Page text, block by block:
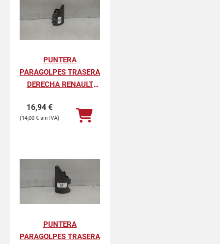
PUNTERA
PARAGOLPES TRASERA
DERECHA RENAULT
PROFESIONAL
16,94 €
14,00 €
PUNTERA
PARAGOLPES TRASERA